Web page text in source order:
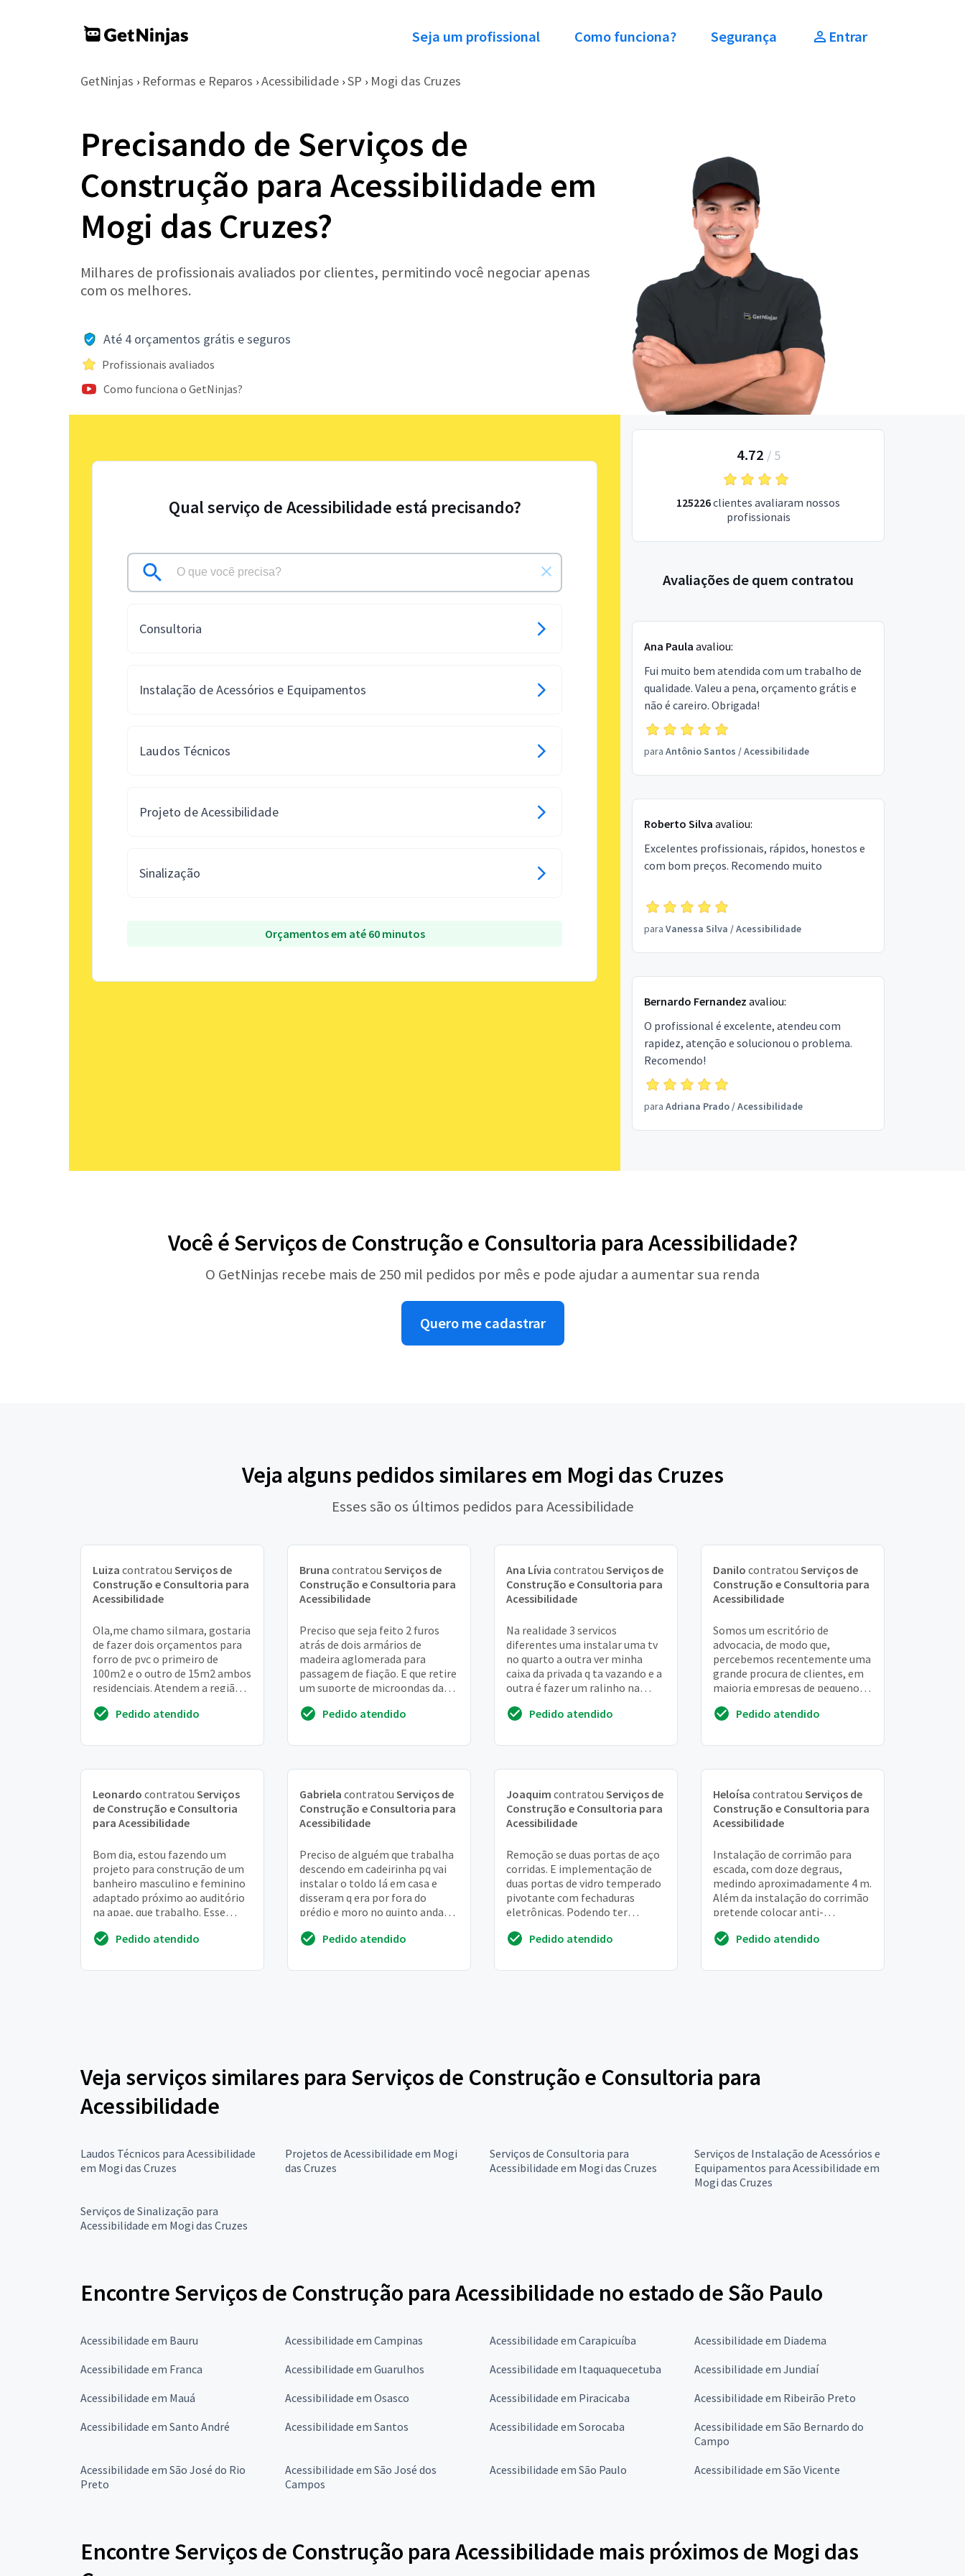
Seja um profissional Como funciona? Segurança Entrar
GetNinjas › Reformas e Reparos › Acessibilidade › SP › Mogi das Cruzes
Precisando de Serviços de
Construção para Acessibilidade em
Mogi das Cruzes?
Milhares de profissionais avaliados por clientes, permitindo você negociar apenas
com os melhores.
Até 4 orçamentos grátis e seguros
Profissionais avaliados
Como funciona o GetNinjas?
Qual serviço de Acessibilidade está precisando?
Consultoria
Instalação de Acessórios e Equipamentos
Laudos Técnicos
Projeto de Acessibilidade
Sinalização
Orçamentos em até 60 minutos
4.72 / 5
125226clientes avaliaram nossos
profissionais
Avaliações de quem contratou
Ana Paula avaliou:
Fui muito bem atendida com um trabalho de
qualidade. Valeu a pena, orçamento grátis e
não é careiro. Obrigada!
para Antônio Santos /Acessibilidade
Roberto Silva avaliou:
Excelentes profissionais, rápidos, honestos e
com bom preços. Recomendo muito
para Vanessa Silva /Acessibilidade
Bernardo Fernandez avaliou:
O profissional é excelente, atendeu com
rapidez, atenção e solucionou o problema.
Recomendo!
para Adriana Prado/Acessibilidade
Você é Serviços de Construção e Consultoria para Acessibilidade?
O GetNinjas recebe mais de 250 mil pedidos por mês e pode ajudar a aumentar sua renda
Quero me cadastrar
Veja alguns pedidos similares em Mogi das Cruzes
Esses são os últimos pedidos para Acessibilidade
Luiza contratou Serviços de
Construção e Consultoria para
Acessibilidade
Ola,me chamo silmara, gostaria
de fazer dois orçamentos para
forro de pvc o primeiro de
100m2 e o outro de 15m2 ambos
residenciais. Atendem a região
Pedido atendido
Bruna contratou Serviços de
Construção e Consultoria para
Acessibilidade
Preciso que seja feito 2 furos
atrás de dois armários de
madeira aglomerada para
passagem de fiação. E que retire
um suporte de microondas da
coloque outra ...
Pedido atendido
Ana Lívia contratou Serviços de
Construção e Consultoria para
Acessibilidade
Na realidade 3 servicos
diferentes uma instalar uma tv
no quarto a outra ver minha
caixa da privada q ta vazando e a
outra é fazer um ralinho na
Pedido atendido
Danilo contratou Serviços de
Construção e Consultoria para
Acessibilidade
Somos um escritório de
advocacia, de modo que,
percebemos recentemente uma
grande procura de clientes, em
maioria empresas de pequeno e
problemas, tendo e...
Pedido atendido
Leonardo contratou Serviços
de Construção e Consultoria
para Acessibilidade
Bom dia, estou fazendo um
projeto para construção de um
banheiro masculino e feminino
adaptado próximo ao auditório
na apae, que trabalho. Esse
editais para qu...
Pedido atendido
Gabriela contratou Serviços de
Construção e Consultoria para
Acessibilidade
Preciso de alguém que trabalha
descendo em cadeirinha pq vai
instalar o toldo lá em casa e
disseram q era por fora do
prédio e moro no quinto andar e
pra de...Pedido atendido
Joaquim contratou Serviços de
Construção e Consultoria para
Acessibilidade
Remoção se duas portas de aço
corridas. E implementação de
duas portas de vidro temperado
pivotante com fechaduras
eletrônicas. Podendo ter
das portas para i...
Pedido atendido
Heloísa contratou Serviços de
Construção e Consultoria para
Acessibilidade
Instalação de corrimão para
escada, com doze degraus,
medindo aproximadamente 4 m.
Além da instalação do corrimão
pretende colocar anti-
quinas dos degraus
Pedido atendido
Veja serviços similares para Serviços de Construção e Consultoria para
Acessibilidade
Laudos Técnicos para Acessibilidade
em Mogi das Cruzes
Projetos de Acessibilidade em Mogi
das Cruzes
Serviços de Consultoria para
Acessibilidade em Mogi das Cruzes
Serviços de Instalação de Acessórios e
Equipamentos para Acessibilidade em
Mogi das Cruzes
Serviços de Sinalização para
Acessibilidade em Mogi das Cruzes
Encontre Serviços de Construção para Acessibilidade no estado de São Paulo
Acessibilidade em Bauru Acessibilidade em Campinas Acessibilidade em Carapicuíba
Acessibilidade em Diadema
Acessibilidade em Franca
Acessibilidade em Guarulhos Acessibilidade em Itaquaquecetuba
Acessibilidade em Jundiaí
Acessibilidade em Mauá
Acessibilidade em Osasco Acessibilidade em Piracicaba
Acessibilidade em Ribeirão Preto
Acessibilidade em Santo André
Acessibilidade em Santos Acessibilidade em Sorocaba
Acessibilidade em São Bernardo do
Campo
Acessibilidade em São José do Rio
Preto
Acessibilidade em São José dos
Campos
Acessibilidade em São Paulo Acessibilidade em São Vicente
Encontre Serviços de Construção para Acessibilidade mais próximos de Mogi das